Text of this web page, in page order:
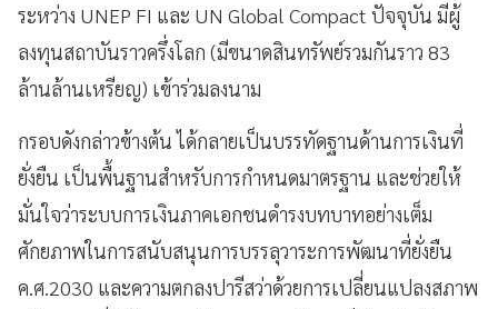
ระหว่าง UNEP FI และ UN Global Compact ปัจจุบัน มีผู้
ลงทุนสถาบันราวครึ่งโลก (มีขนาดสินทรัพย์รวมกันราว 83
ล้านล้านเหรียญ) เข้าร่วมลงนาม
กรอบดังกล่าวข้างต้น ได้กลายเป็นบรรทัดฐานด้านการเงินที่
ยั่งยืน เป็นพื้นฐานสำหรับการกำหนดมาตรฐาน และช่วยให้
มั่นใจว่าระบบการเงินภาคเอกชนดำรงบทบาทอย่างเต็ม
ศักยภาพในการสนับสนุนการบรรลุวาระการพัฒนาที่ยั่งยืน
ค.ศ.2030 และความตกลงปารีสว่าด้วยการเปลี่ยนแปลงสภาพ